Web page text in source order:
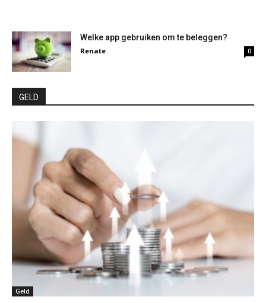
Welke app gebruiken om te beleggen?
Renate 0
GELD
Geld